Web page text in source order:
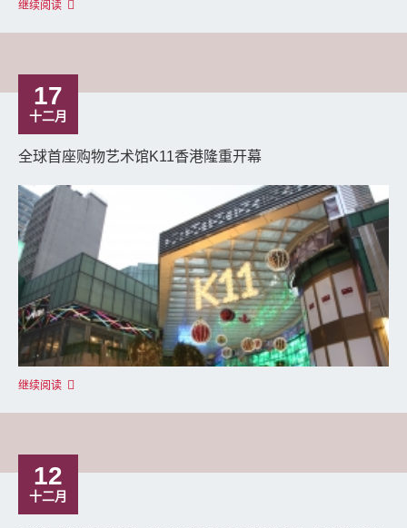
继续阅读
17
十二月
全球首座购物艺术馆K11香港隆重开幕
继续阅读
12
十二月